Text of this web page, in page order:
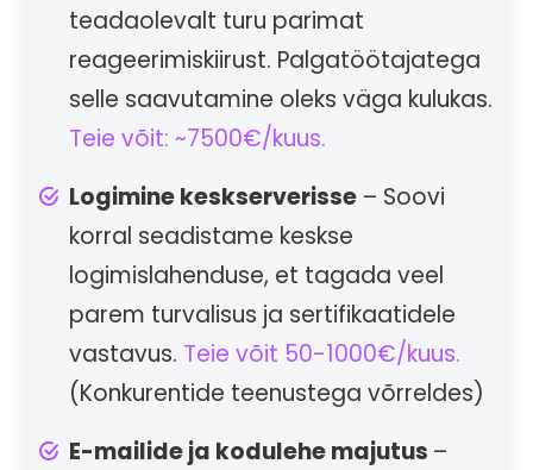
teadaolevalt turu parimat
reageerimiskiirust. Palgatöötajatega
selle saavutamine oleks väga kulukas.
Teie võit: ~7500€/kuus.
Logimine keskserverisse – Soovi
korral seadistame keskse
logimislahenduse, et tagada veel
parem turvalisus ja sertifikaatidele
vastavus. Teie võit 50-1000€/kuus.
(Konkurentide teenustega võrreldes)
E-mailide ja kodulehe majutus –